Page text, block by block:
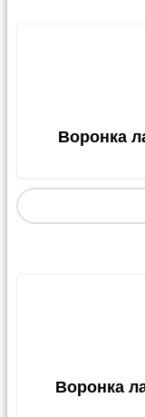
Воронка
Воронка